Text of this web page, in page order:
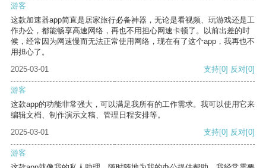
游客
这款加速器app简直是居家旅行必备神器，无论是看视频、玩游戏还是工
作办公，都能畅享高速网络，再也不用担心网速卡顿了。以前出差的时
候，经常因为网速慢而无法正常使用网络，现在有了这个app，我再也不
用担心了。
2025-03-01
支持[0] 反对[0]
游客
这款app的功能非常强大，可以满足我所有的工作需求。我可以使用它来
编辑文档、制作演示文稿、管理日程安排等。
2025-03-01
支持[0] 反对[0]
游客